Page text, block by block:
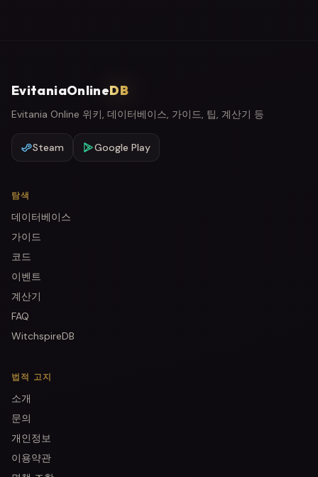
EvitaniaOnlineDB
Evitania Online 위키, 데이터베이스, 가이드, 팁, 계산기 등
Steam Google Play
탐색
데이터베이스
가이드
코드
이벤트
계산기
FAQ
WitchspireDB
법적 고지
소개
문의
개인정보
이용약관